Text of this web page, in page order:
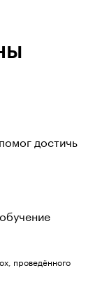
достичь
проведённого